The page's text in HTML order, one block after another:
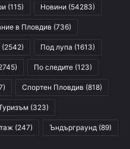
(115) Новини (54283)
в Пловдив (736)
(2542) Под лупа (1613)
По следите (123)
Спортен Пловдив (818)
(323)
(247) Ъндърграунд (89)